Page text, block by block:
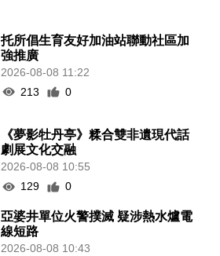
托所倡生育友好加油站聯動社區加
強推廣
2026-08-08 11:22
213
0
《夢影牡丹亭》糅合雙非遺現代話
劇展文化交融
2026-08-08 10:55
129
0
亞婆井單位火警撲滅 疑涉熱水爐電
線短路
2026-08-08 10:43